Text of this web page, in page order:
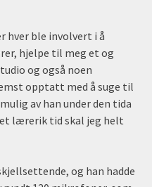
hver ble involvert i å
hjelpe til meg et og
og også noen
opptatt med å suge til
av han under den tida
lærerik tid skal jeg helt
og han hadde